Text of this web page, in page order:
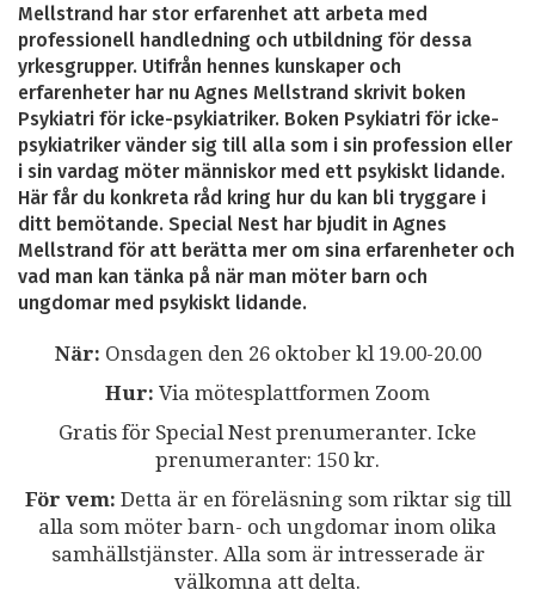
Mellstrand har stor erfarenhet att arbeta med
professionell handledning och utbildning för dessa
yrkesgrupper. Utifrån hennes kunskaper och
erfarenheter har nu Agnes Mellstrand skrivit boken
Psykiatri för icke-psykiatriker. Boken Psykiatri för icke-
psykiatriker vänder sig till alla som i sin profession eller
i sin vardag möter människor med ett psykiskt lidande.
Här får du konkreta råd kring hur du kan bli tryggare i
ditt bemötande. Special Nest har bjudit in Agnes
Mellstrand för att berätta mer om sina erfarenheter och
vad man kan tänka på när man möter barn och
ungdomar med psykiskt lidande.
När: Onsdagen den 26 oktober kl 19.00-20.00
Hur: Via mötesplattformen Zoom
Gratis för Special Nest prenumeranter. Icke
prenumeranter: 150 kr.
För vem: Detta är en föreläsning som riktar sig till
alla som möter barn- och ungdomar inom olika
samhällstjänster. Alla som är intresserade är
välkomna att delta.